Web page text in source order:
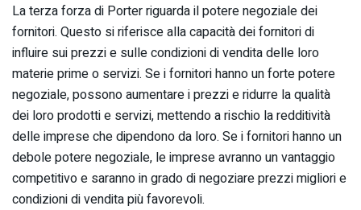
La terza forza di Porter riguarda il potere negoziale dei
fornitori. Questo si riferisce alla capacità dei fornitori di
influire sui prezzi e sulle condizioni di vendita delle loro
materie prime o servizi. Se i fornitori hanno un forte potere
negoziale, possono aumentare i prezzi e ridurre la qualità
dei loro prodotti e servizi, mettendo a rischio la redditività
delle imprese che dipendono da loro. Se i fornitori hanno un
debole potere negoziale, le imprese avranno un vantaggio
competitivo e saranno in grado di negoziare prezzi migliori e
condizioni di vendita più favorevoli.